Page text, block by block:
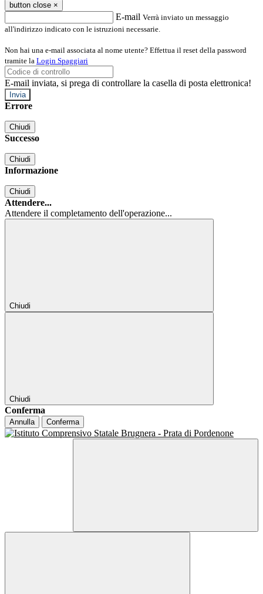
button close ×
E-mail Verrà inviato un messaggio
all'indirizzo indicato con le istruzioni necessarie.
Non hai una e-mail associata al nome utente? Effettua il reset della password
tramite la Login Spaggiari
E-mail inviata, si prega di controllare la casella di posta elettronica!
Errore
Chiudi
Successo
Chiudi
Informazione
Chiudi
Attendere...
Attendere il completamento dell'operazione...
Chiudi
Chiudi
Conferma
Annulla Conferma